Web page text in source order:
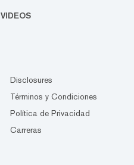
VIDEOS
Disclosures
Términos y Condiciones
Política de Privacidad
Carreras